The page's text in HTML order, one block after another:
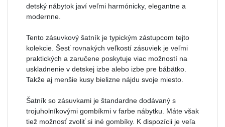
detský nábytok javí veľmi harmónicky, elegantne a
modernne.
Tento zásuvkový šatník je typickým zástupcom tejto
kolekcie. Šesť rovnakých veľkostí zásuviek je veľmi
praktických a zaručene poskytuje viac možností na
uskladnenie v detskej izbe alebo izbe pre bábätko.
Takže aj menšie kusy bielizne nájdu svoje miesto.
Šatník so zásuvkami je štandardne dodávaný s
trojuholníkovými gombíkmi v farbe nábytku. Máte však
tiež možnosť zvoliť si iné gombíky. K dispozícii je veľa